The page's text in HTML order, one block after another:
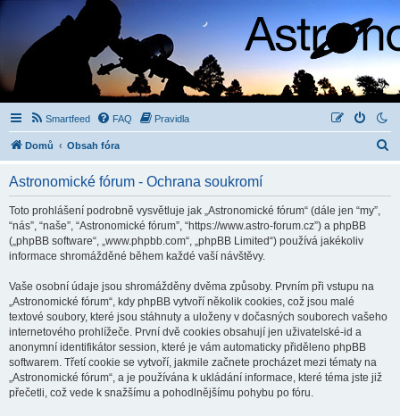
Smartfeed FAQ Pravidla
Domů Obsah fóra
Astronomické fórum - Ochrana soukromí
Toto prohlášení podrobně vysvětluje jak „Astronomické fórum“ (dále jen “my”,
“nás”, “naše”, “Astronomické fórum”, “https://www.astro-forum.cz”) a phpBB
(„phpBB software“, „www.phpbb.com“, „phpBB Limited“) používá jakékoliv
informace shromážděné během každé vaší návštěvy.
Vaše osobní údaje jsou shromážděny dvěma způsoby. Prvním při vstupu na
„Astronomické fórum“, kdy phpBB vytvoří několik cookies, což jsou malé
textové soubory, které jsou stáhnuty a uloženy v dočasných souborech vašeho
internetového prohlížeče. První dvě cookies obsahují jen uživatelské-id a
anonymní identifikátor session, které je vám automaticky přiděleno phpBB
softwarem. Třetí cookie se vytvoří, jakmile začnete procházet mezi tématy na
„Astronomické fórum“, a je používána k ukládání informace, které téma jste již
přečetli, což vede k snažšímu a pohodlnějšímu pohybu po fóru.